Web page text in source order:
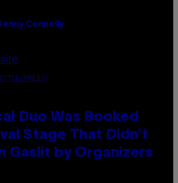
Connolly
PRESS)
Duo Was Booked
Stage That Didn’t
Gaslit by Organizers